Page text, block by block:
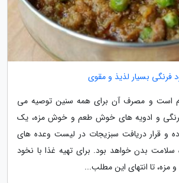
است و مصرف آن برای همه سنین توصیه می
و ادویه های خوش طعم و خوش مزه، یک
و قرار دریافت سبزیجات در لیست وعده های
سلامت بدن خواهد بود. برای تهیه غذا با نخود
مزه، تا انتهای این مطلب...